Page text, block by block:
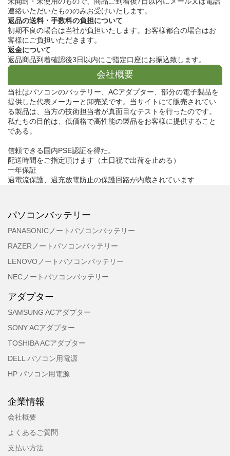
連絡いただいたもののみお受けいたします。
返品の送料・手数料の負担について
初期不良の場合は当社が負担いたします。お客様都合の場合はお
客様にご負担いただきます。
返金について
返品商品到着確認後3日以内にご指定口座にお振込致します。
会社概要
当社はパソコンのバッテリー、ACアダプター、部分の電子製品を
提供した代表メーカーと卸売業です。当サイトにて販売されてい
る製品は、当方の技術担当者が真面目なテストを行ったのです。
私たちの目的は、低価格で高性能の製品をお客様に提供すること
である。
信頼できる国内PSE認証を得た。
配送時間をご指定頂けます（土日祝で出荷を止める）
一年保証
過電流保護、過充放電防止の保護回路が内蔵されています
パソコンバッテリー
PANASONICノートパソコンバッテリー
RAZERノートパソコンバッテリー
LENOVOノートパソコンバッテリー
NECノートパソコンバッテリー
アダプター
SAMSUNG ACアダプター
SONY ACアダプター
TOSHIBA ACアダプター
DELL パソコン用電源
HP パソコン用電源
企業情報
会社概要
よくあるご質問
支払い方法